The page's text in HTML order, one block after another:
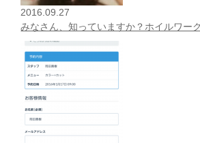
2016.09.27
みなさん、知っていますか？ホイルワー